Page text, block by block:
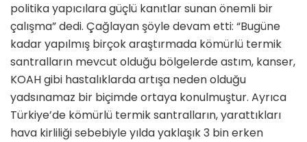
politika yapıcılara güçlü kanıtlar sunan önemli bir
çalışma” dedi. Çağlayan şöyle devam etti: “Bugüne
kadar yapılmış birçok araştırmada kömürlü termik
santralların mevcut olduğu bölgelerde astım, kanser,
KOAH gibi hastalıklarda artışa neden olduğu
yadsınamaz bir biçimde ortaya konulmuştur. Ayrıca
Türkiye’de kömürlü termik santralların, yarattıkları
hava kirliliği sebebiyle yılda yaklaşık 3 bin erken